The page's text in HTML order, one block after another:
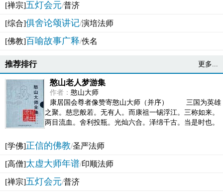
[禅宗]五灯会元/普济
[综合]俱舍论颂讲记/演培法师
[佛教]百喻故事广释/佚名
推荐排行 更多...
憨山老人梦游集
作者： 憨山大师
康居国会尊者像赞寄憨山大师（并序） 三国为英雄
之聚。慈悲般若。无有人。而康祖一锡浮江。三称如来。
两目流血。舍利投瓶。光灿六合。泽绵千古。当是时也。
[学佛]正信的佛教/圣严法师
[高僧]太虚大师年谱/印顺法师
[禅宗]五灯会元/普济